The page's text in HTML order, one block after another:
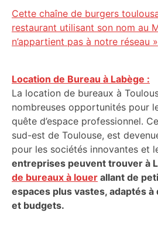
Cette chaîne de burgers
restaurant utilisant son nom au
n’appartient pas à notre réseau »
Location de Bureau à Labège :
La location de bureaux à
nombreuses opportunités pour
quête d’espace professionnel.
sud-est de Toulouse, est
pour les sociétés innovantes et
entreprises peuvent trouver à
de bureaux à louer allant de
espaces plus vastes, adaptés
et budgets.